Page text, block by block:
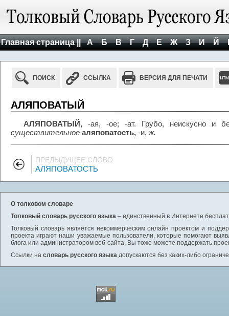
Главная страница || А Б В Г Д Е Ж З И Й
ПОИСК ССЫЛКА ВЕРСИЯ ДЛЯ ПЕЧАТИ
АЛЯПОВАТЫЙ
АЛЯПОВАТЫЙ, -ая, -ое; -ат. Грубо, неискусно и
существительное аляповатость, -и, ж.
ПРЕДЫДУЩЕЕ СЛОВО
АЛЯПОВАТОСТЬ
О толковом словаре
Толковый словарь русского языка – единственный в Интернете
Толковый словарь является некоммерческим онлайн проектом и
проекта играют наши уважаемые пользователи, которые помогают
блога или администратором веб-сайта, Вы тоже можете поддержать
Ссылки на словарь русского языка допускаются без каких-либо